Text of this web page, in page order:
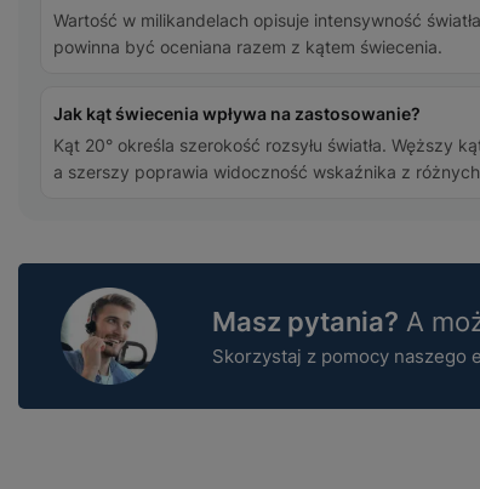
Wartość w milikandelach opisuje intensywność
powinna być oceniana razem z kątem świecenia.
Jak kąt świecenia wpływa na zastosowanie?
Kąt 20° określa szerokość rozsyłu światła. Węższy
a szerszy poprawia widoczność wskaźnika z
Masz pytania? A
Skorzystaj z pomocy naszego